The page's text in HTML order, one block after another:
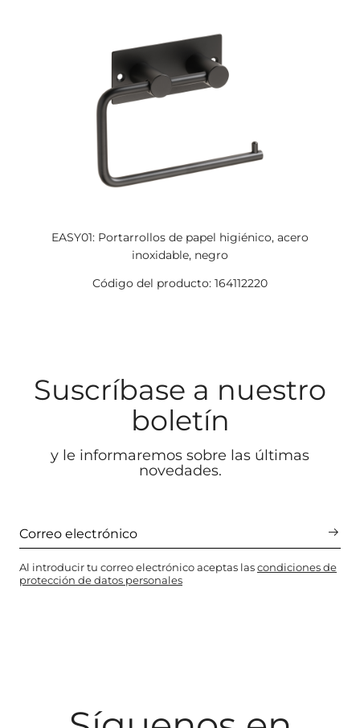
EASY01: Portarrollos de papel higiénico, acero
inoxidable, negro
Código del producto: 164112220
Suscríbase a nuestro
boletín
y le informaremos sobre las últimas
novedades.
Al introducir tu correo electrónico aceptas lascondiciones de
protección de datos personales